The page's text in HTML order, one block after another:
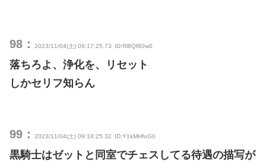
98： 2023/11/04(土) 09:17:25.73 ID:Rl8Qf80w0
落ちろよ、浄化を、リセット
しかセリフ知らん
99： 2023/11/04(土) 09:18:25.32 ID:Y1kMHfuG0
黒騎士はゼットと同室でチェスしてる待遇の描写が